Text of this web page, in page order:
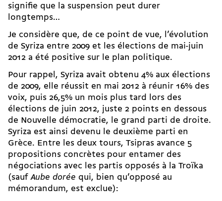
signifie que la suspension peut durer
longtemps…
Je considère que, de ce point de vue, l’évolution
de Syriza entre 2009 et les élections de mai-juin
2012 a été positive sur le plan politique.
Pour rappel, Syriza avait obtenu 4% aux élections
de 2009, elle réussit en mai 2012 à réunir 16% des
voix, puis 26,5% un mois plus tard lors des
élections de juin 2012, juste 2 points en dessous
de Nouvelle démocratie, le grand parti de droite.
Syriza est ainsi devenu le deuxième parti en
Grèce. Entre les deux tours, Tsipras avance 5
propositions concrètes pour entamer des
négociations avec les partis opposés à la Troïka
(saufAube dorée qui, bien qu’opposé au
mémorandum, est exclue):